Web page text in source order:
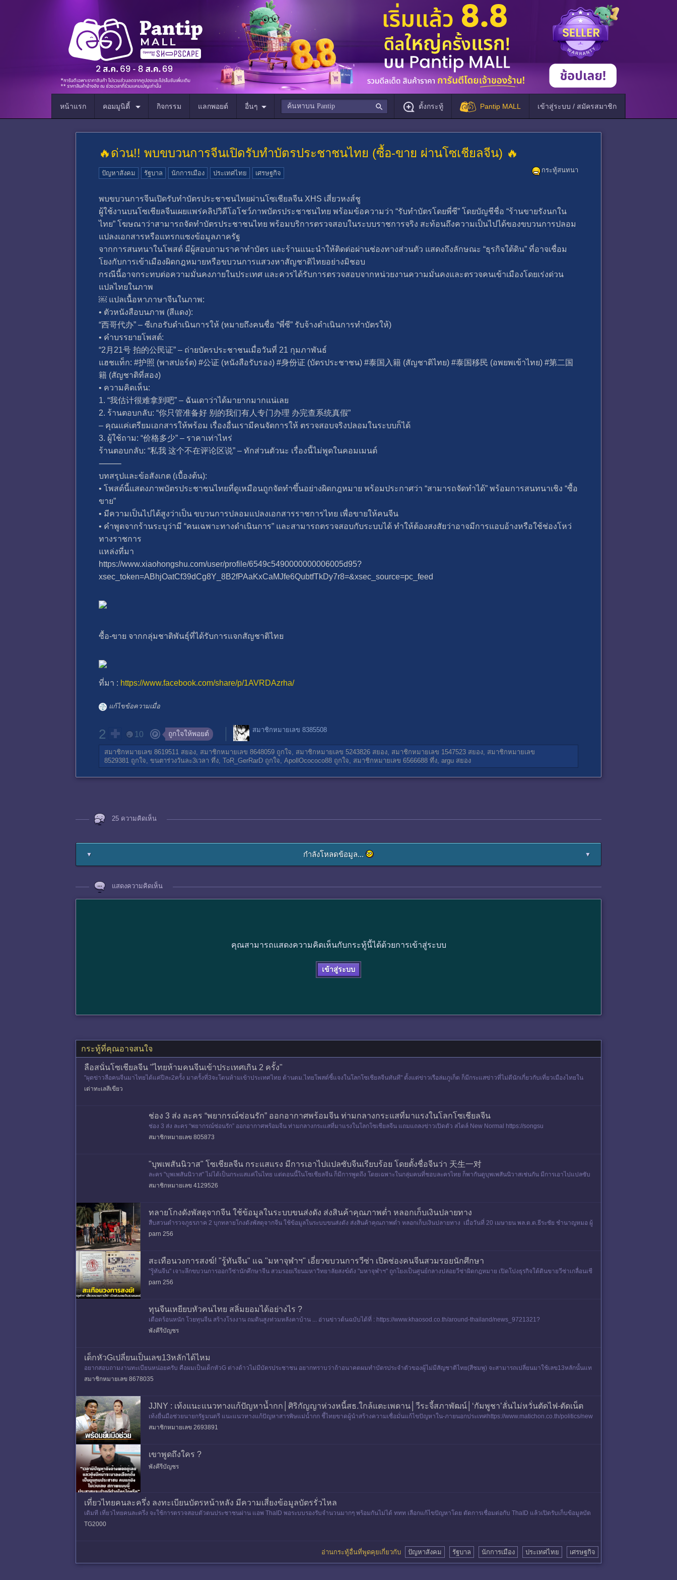
หน้าแรก คอมมูนิตี้ กิจกรรม แลกพอยต์ อื่นๆ ตั้งกระทู้ Pantip MALL เข้าสู่ระบบ / สมัครสมาชิก
🔥ด่วน!! พบขบวนการจีนเปิดรับทำบัตรประชาชนไทย (ซื้อ-ขาย ผ่านโซเชียลจีน) 🔥
กระทู้สนทนา
ปัญหาสังคม รัฐบาล นักการเมือง ประเทศไทย เศรษฐกิจ
พบขบวนการจีนเปิดรับทำบัตรประชาชนไทยผ่านโซเชียลจีน XHS เสี่ยวหงส์ชู
ผู้ใช้งานบนโซเชียลจีนเผยแพร่คลิปวิดีโอโชว์ภาพบัตรประชาชนไทย พร้อมข้อความว่า “รับทำบัตรโดยพี่ซี” โดยบัญชีชื่อ “ร้านขายรังนกใน
ไทย” โฆษณาว่าสามารถจัดทำบัตรประชาชนไทย พร้อมบริการตรวจสอบในระบบราชการจริง สะท้อนถึงความเป็นไปได้ของขบวนการปลอม
แปลงเอกสารหรือแทรกแซงข้อมูลภาครัฐ
จากการสนทนาในโพสต์ มีผู้สอบถามราคาทำบัตร และร้านแนะนำให้ติดต่อผ่านช่องทางส่วนตัว แสดงถึงลักษณะ “ธุรกิจใต้ดิน” ที่อาจเชื่อม
โยงกับการเข้าเมืองผิดกฎหมายหรือขบวนการแสวงหาสัญชาติไทยอย่างมิชอบ
กรณีนี้อาจกระทบต่อความมั่นคงภายในประเทศ และควรได้รับการตรวจสอบจากหน่วยงานความมั่นคงและตรวจคนเข้าเมืองโดยเร่งด่วน
แปลไทยในภาพ
￼ แปลเนื้อหาภาษาจีนในภาพ:
• ตัวหนังสือบนภาพ (สีแดง):
“西哥代办” – ซีเกอรับดำเนินการให้ (หมายถึงคนชื่อ “พี่ซี” รับจ้างดำเนินการทำบัตรให้)
• คำบรรยายโพสต์:
“2月21号 拍的公民证” – ถ่ายบัตรประชาชนเมื่อวันที่ 21 กุมภาพันธ์
แฮชแท็ก: #护照 (พาสปอร์ต) #公证 (หนังสือรับรอง) #身份证 (บัตรประชาชน) #泰国入籍 (สัญชาติไทย) #泰国移民 (อพยพเข้าไทย) #第二国
籍 (สัญชาติที่สอง)
• ความคิดเห็น:
1. “我估计很难拿到吧” – ฉันเดาว่าได้มายากมากแน่เลย
2. ร้านตอบกลับ: “你只管准备好 别的我们有人专门办理 办完查系统真假”
– คุณแค่เตรียมเอกสารให้พร้อม เรื่องอื่นเรามีคนจัดการให้ ตรวจสอบจริงปลอมในระบบก็ได้
3. ผู้ใช้ถาม: “价格多少” – ราคาเท่าไหร่
ร้านตอบกลับ: “私我 这个不在评论区说” – ทักส่วนตัวนะ เรื่องนี้ไม่พูดในคอมเมนต์
⸻
บทสรุปและข้อสังเกต (เบื้องต้น):
• โพสต์นี้แสดงภาพบัตรประชาชนไทยที่ดูเหมือนถูกจัดทำขึ้นอย่างผิดกฎหมาย พร้อมประกาศว่า “สามารถจัดทำได้” พร้อมการสนทนาเชิง “ซื้อ
ขาย”
• มีความเป็นไปได้สูงว่าเป็น ขบวนการปลอมแปลงเอกสารราชการไทย เพื่อขายให้คนจีน
• คำพูดจากร้านระบุว่ามี “คนเฉพาะทางดำเนินการ” และสามารถตรวจสอบกับระบบได้ ทำให้ต้องสงสัยว่าอาจมีการแอบอ้างหรือใช้ช่องโหว่
ทางราชการ
แหล่งที่มา
https://www.xiaohongshu.com/user/profile/6549c5490000000006005d95?
xsec_token=ABhjOatCf39dCg8Y_8B2fPAaKxCaMJfe6QubtfTkDy7r8=&xsec_source=pc_feed
ซื้อ-ขาย จากกลุ่มชาติพันธุ์ที่ได้รับการแจกสัญชาติไทย
ที่มา : https://www.facebook.com/share/p/1AVRDAzrha/
แก้ไขข้อความเมื่อ
2 10 ถูกใจให้พอยต์ สมาชิกหมายเลข 8385508
สมาชิกหมายเลข 8619511 สยอง, สมาชิกหมายเลข 8648059 ถูกใจ, สมาชิกหมายเลข 5243826 สยอง, สมาชิกหมายเลข 1547523 สยอง, สมาชิกหมายเลข
8529381 ถูกใจ, ขนตาร่วงวันละ3เวลา ทึ่ง, ToR_GerRarD ถูกใจ, ApollOcococo88 ถูกใจ, สมาชิกหมายเลข 6566688 ทึ่ง, argu สยอง
25 ความคิดเห็น
▼ กำลังโหลดข้อมูล... ▼
แสดงความคิดเห็น
คุณสามารถแสดงความคิดเห็นกับกระทู้นี้ได้ด้วยการเข้าสู่ระบบ
เข้าสู่ระบบ
กระทู้ที่คุณอาจสนใจ
ลือสนั่นโซเชียลจีน "ไทยห้ามคนจีนเข้าประเทศเกิน 2 ครั้ง"
"ผุดข่าวลือคนจีนมาไทยได้แค่ปีละ2ครั้ง มาครั้งที่3จะโดนห้ามเข้าประเทศไทย ด้านตม.ไทยโพสต์ชี้แจงในโลกโซเชียลจีนทันที" ตั้งแต่ข่าวเรือล่มภูเก็ต ก็มีกระแสข่าวที่ไม่ดีนักเกี่ยวกับเที่ยวเมืองไทยใน
เต่าทะเลสีเขียว
ช่อง 3 ส่ง ละคร “พยากรณ์ซ่อนรัก” ออกอากาศพร้อมจีน ท่ามกลางกระแสที่มาแรงในโลกโซเชียลจีน
ช่อง 3 ส่ง ละคร “พยากรณ์ซ่อนรัก” ออกอากาศพร้อมจีน ท่ามกลางกระแสที่มาแรงในโลกโซเชียลจีน แถมแถลงข่าวเปิดตัว สไตล์ New Normal https://songsu
สมาชิกหมายเลข 805873
"บุพเพสันนิวาส" โซเชียลจีน กระแสแรง มีการเอาไปแปลซับจีนเรียบร้อย โดยตั้งชื่อจีนว่า 天生一对
ละคร "บุพเพสันนิวาส" ไม่ได้เป็นกระแสแค่ในไทย แต่ตอนนี้ในโซเชียลจีน ก็มีการพูดถึง โดยเฉพาะในกลุ่มคนที่ชอบละครไทย ก็พากันดูบุพเพสันนิวาสเช่นกัน มีการเอาไปแปลซับ
จีนเรียบร้อย โดยตั้งชื่อจีนว่า 天
สมาชิกหมายเลข 4129526
ทลายโกงดังพัสดุจากจีน ใช้ข้อมูลในระบบขนส่งดัง ส่งสินค้าคุณภาพต่ำ หลอกเก็บเงินปลายทาง
สืบสวนตำรวจภูธรภาค 2 บุกทลายโกงดังพัสดุจากจีน ใช้ข้อมูลในระบบขนส่งดัง ส่งสินค้าคุณภาพต่ำ หลอกเก็บเงินปลายทาง เมื่อวันที่ 20 เมษายน พล.ต.ต.ธีระชัย ชำนาญหมอ ผู้
บังคับการสืบสวนสอบสวนตำรวจภูธรภาค 2
parn 256
สะเทือนวงการสงฆ์! "รู้ทันจีน" แฉ "มหาจุฬาฯ" เอี่ยวขบวนการวีซ่า เปิดช่องคนจีนสวมรอยนักศึกษา
"รู้ทันจีน" เจาะลึกขบวนการออกวีซ่านักศึกษาจีน สวมรอยเรียนมหาวิทยาลัยสงฆ์ดัง "มหาจุฬาฯ" ถูกโยงเป็นศูนย์กลางปล่อยวีซ่าผิดกฎหมาย เปิดโปงธุรกิจใต้ดินขายวีซ่าเกลื่อนเชี
ยงใหม่ หวั่นกระ
parn 256
ทุนจีนเหยียบหัวคนไทย สลิ่มยอมได้อย่างไร ?
เดือดร้อนหนัก โวยทุนจีน สร้างโรงงาน ถมดินสูงท่วมหลังคาบ้าน ... อ่านข่าวต้นฉบับได้ที่ : https://www.khaosod.co.th/around-thailand/news_9721321?
พังคีรีบัญชร
เด็กหัวGเปลี่ยนเป็นเลข13หลักได้ไหม
อยากสอบถามงานทะเบียนหน่อยครับ คือผมเป็นเด็กหัวG ต่างด้าวไม่มีบัตรประชาชน อยากทราบว่าถ้าอนาคตผมทำบัตรประจำตัวของผู้ไม่มีสัญชาติไทย(สีชมพู) จะสามารถเปลี่ยนมาใช้เลข13หลักนั้นแท
น G ได้ไหมครับ ผม​กำลังคิดจ
สมาชิกหมายเลข 8678035
JJNY : เท้งแนะแนวทางแก้ปัญหาน้ำกก│ศิริกัญญาห่วงหนี้สธ.ใกล้แตะเพดาน│วีระจี้สภาพัฒน์│‘กัมพูชา’ลั่นไม่หวั่นตัดไฟ-ตัดเน็ต
เท้งยื่นมือช่วยนายกรัฐมนตรี แนะแนวทางแก้ปัญหาสารพิษแม่น้ำกก ชี้ไทยขาดผู้นำสร้างความเชื่อมั่นแก้ไขปัญหาใน-ภายนอกประเทศhttps://www.matichon.co.th/politics/new
s_5225340..เท้งยื่นมือช่วยนายกรัฐมนตรี แนะแน
สมาชิกหมายเลข 2693891
เขาพูดถึงใคร ?
พังคีรีบัญชร
เที่ยวไทยคนละครึ่ง ลงทะเบียนบัตรหน้าหลัง มีความเสี่ยงข้อมูลบัตรรั่วไหล
เดิมที เที่ยวไทยคนละครึ่ง จะใช้การตรวจสอบตัวตนประชาชนผ่าน แอพ ThaID พอระบบรองรับจำนวนมากๆ พร้อมกันไม่ได้ ททท เลือกแก้ไขปัญหาโดย ตัดการเชื่อมต่อกับ ThaID แล้วเปิดรับเก็บข้อมูลบัต
รประชาชนหน้าหลัง ในระบ
TG2000
อ่านกระทู้อื่นที่พูดคุยเกี่ยวกับ ปัญหาสังคม รัฐบาล นักการเมือง ประเทศไทย เศรษฐกิจ